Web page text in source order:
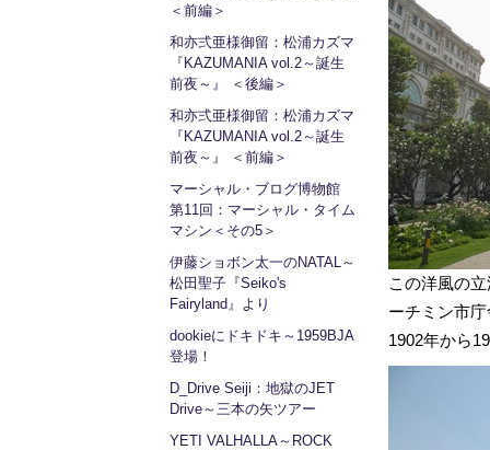
＜前編＞
和亦弍亜様御留：松浦カズマ
『KAZUMANIA vol.2～誕生
前夜～』 ＜後編＞
和亦弍亜様御留：松浦カズマ
『KAZUMANIA vol.2～誕生
前夜～』 ＜前編＞
マーシャル・ブログ博物館
第11回：マーシャル・タイム
マシン＜その5＞
伊藤ショボン太一のNATAL～
松田聖子『Seiko's
Fairyland』より
dookieにドキドキ～1959BJA
登場！
D_Drive Seiji：地獄のJET
Drive～三本の矢ツアー
YETI VALHALLA～ROCK
この洋風の
ーチミン市
1902年から